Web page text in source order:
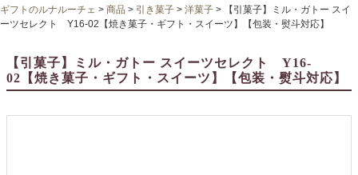
プチギフト
ウェイトドール
子育て卒業証書
ギフトのルナルーチェ > 商品 > 引き菓子 > 洋菓子 >
【引菓子】ミル・ガトー スイ
ーツセレクト Y16-02【焼き菓子・ギフト・スイーツ】【包装・熨斗対応】
【引菓子】ミル・ガトー スイーツセレクト Y16-
02【焼き菓子・ギフト・スイーツ】【包装・熨斗対応】